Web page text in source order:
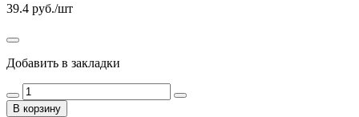
39.4 руб./шт
Добавить в закладки
В корзину